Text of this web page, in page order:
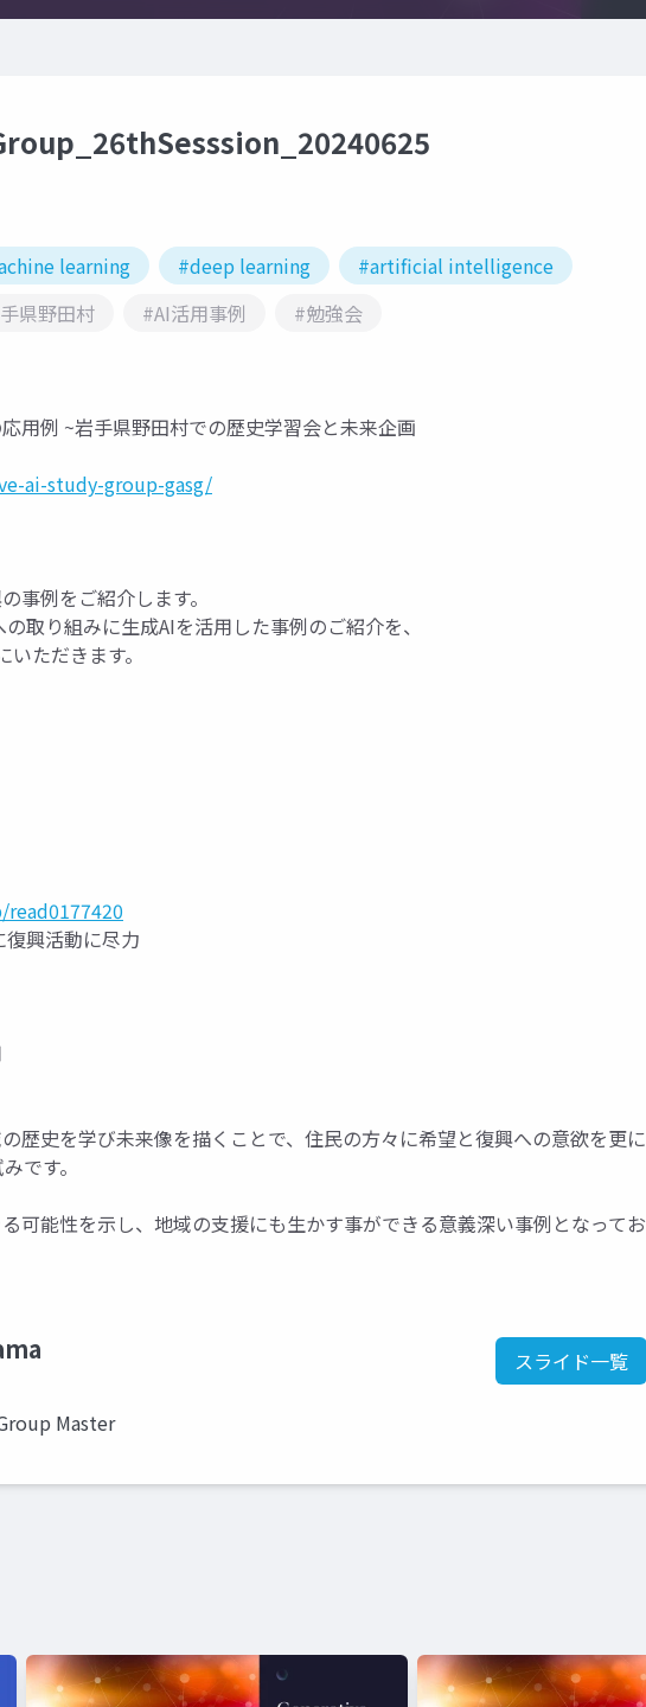
learning #deep learning
#artificial intelligence
県野田村 #AI活用事例 #勉強会
用例 ~岩手県野田村での歴史学習会と未来企画
ai-study-group-gasg/
事例をご紹介します。
取り組みに生成AIを活用した事例のご紹介を、
ただきます。
興活動に尽力
歴史を学び未来像を描くことで、住民の方々に希望と復興への意欲を更に
です。
可能性を示し、地域の支援にも生かす事ができる意義深い事例となってお
スライド一覧
Master